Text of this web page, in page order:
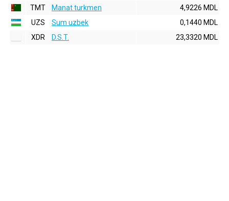
TMT
Manat turkmen
4,9226 MDL
UZS
Sum uzbek
0,1440 MDL
XDR
D.S.T. 23,3320 MDL